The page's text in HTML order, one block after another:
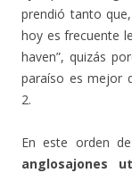
prendió tanto
hoy es frecuente
haven”, quizás
paraíso es mejor
2.
En este orden
anglosajones